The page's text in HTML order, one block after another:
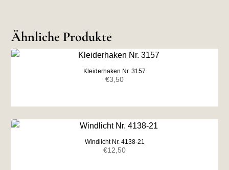
Ähnliche Produkte
Kleiderhaken Nr. 3157
€3,50
Windlicht Nr. 4138-21
€12,50